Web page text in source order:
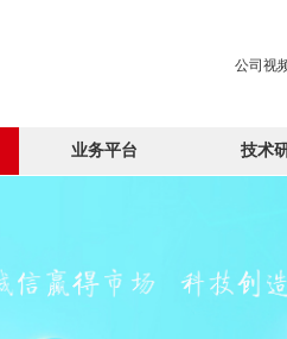
公司视
业务平台 技术